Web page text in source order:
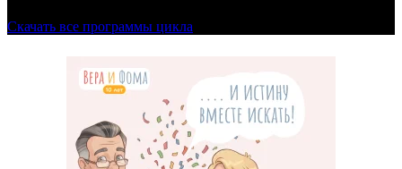
Скачать все программы цикла